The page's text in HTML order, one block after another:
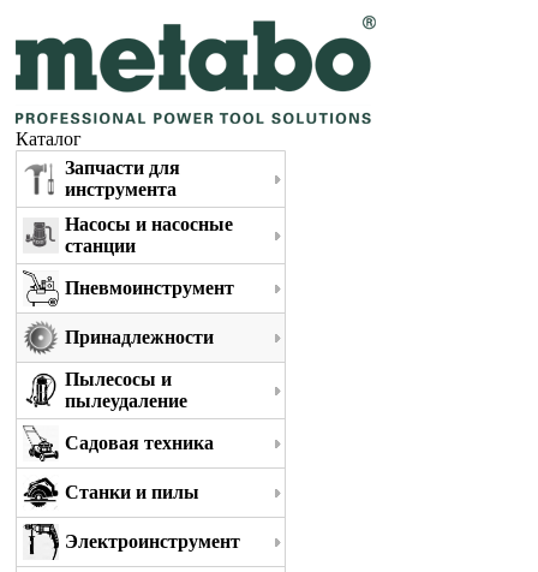
Каталог
Запчасти для
инструмента
Насосы и насосные
станции
Пневмоинструмент
Принадлежности
Пылесосы и
пылеудаление
Садовая техника
Станки и пилы
Электроинструмент